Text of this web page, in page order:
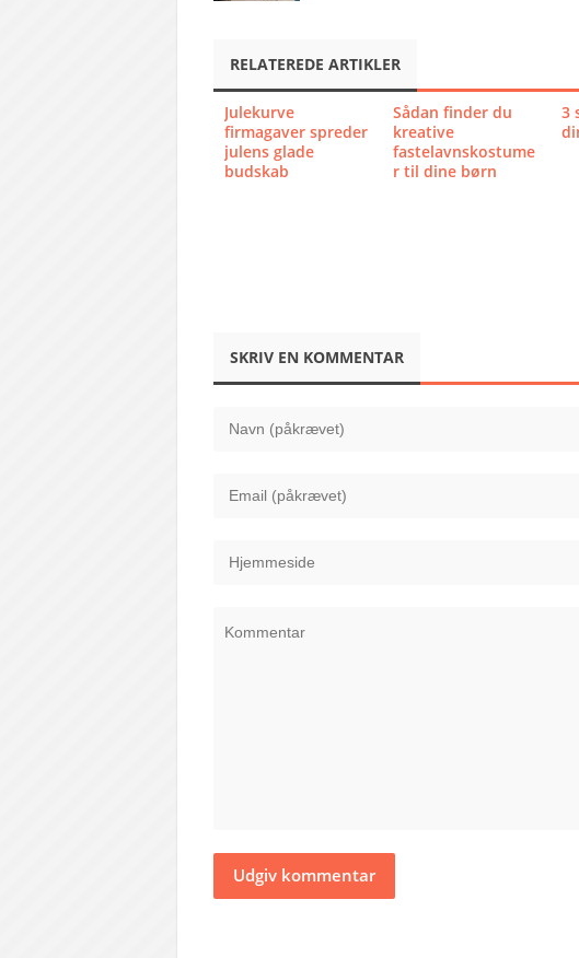
RELATEREDE ARTIKLER
Julekurve
firmagaver spreder
julens glade
budskab
Sådan finder du
kreative
fastelavnskostume
r til dine børn
3
SKRIV EN KOMMENTAR